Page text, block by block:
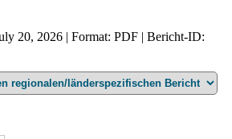
20, 2026 | Format: PDF | Bericht-ID: